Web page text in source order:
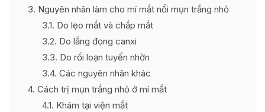
3 Nguyên nhân làm cho mí mắt nổi mụn trắng nhỏ
3.1 Do lẹo mắt và chắp mắt
3.2 Do lắng đọng canxi
3.3 Do rối loạn tuyến nhờn
3.4 Các nguyên nhân khác
4 Cách trị mụn trắng nhỏ ở mí mắt
4.1 Khám tại viện mắt